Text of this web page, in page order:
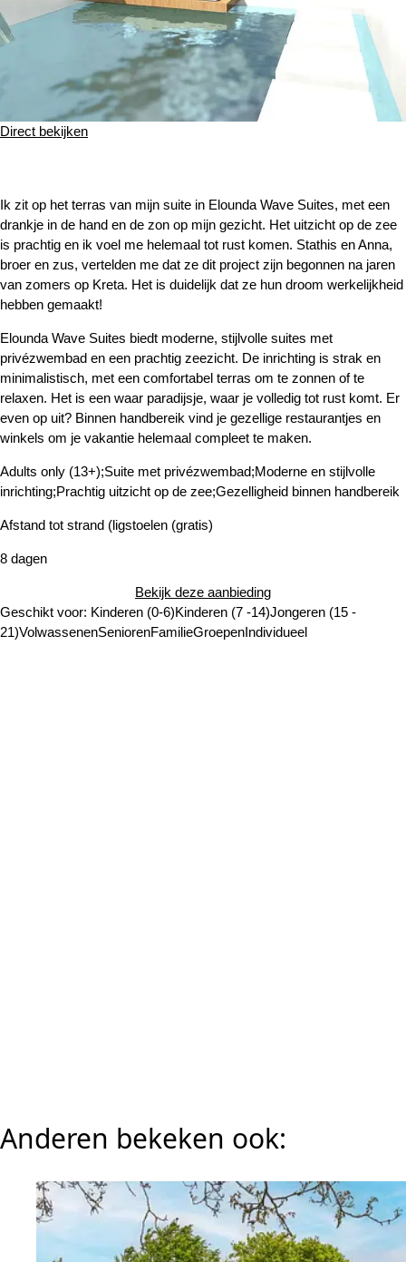
Direct bekijken
Ik zit op het terras van mijn suite in Elounda Wave Suites, met een
drankje in de hand en de zon op mijn gezicht. Het uitzicht op de zee
is prachtig en ik voel me helemaal tot rust komen. Stathis en Anna,
broer en zus, vertelden me dat ze dit project zijn begonnen na jaren
van zomers op Kreta. Het is duidelijk dat ze hun droom werkelijkheid
hebben gemaakt!
Elounda Wave Suites biedt moderne, stijlvolle suites met
privézwembad en een prachtig zeezicht. De inrichting is strak en
minimalistisch, met een comfortabel terras om te zonnen of te
relaxen. Het is een waar paradijsje, waar je volledig tot rust komt. Er
even op uit? Binnen handbereik vind je gezellige restaurantjes en
winkels om je vakantie helemaal compleet te maken.
Adults only (13+);Suite met privézwembad;Moderne en stijlvolle
inrichting;Prachtig uitzicht op de zee;Gezelligheid binnen handbereik
Afstand tot strand (ligstoelen (gratis)
8 dagen
Bekijk deze aanbieding
Geschikt voor: Kinderen (0-6)Kinderen (7 -14)Jongeren (15 -
21)VolwassenenSeniorenFamilieGroepenIndividueel
Anderen bekeken ook: